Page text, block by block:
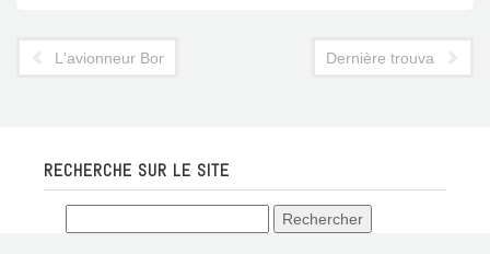
L'avionneur Bombardier démarche TunisairDernière trouvaille :
RECHERCHE SUR LE SITE